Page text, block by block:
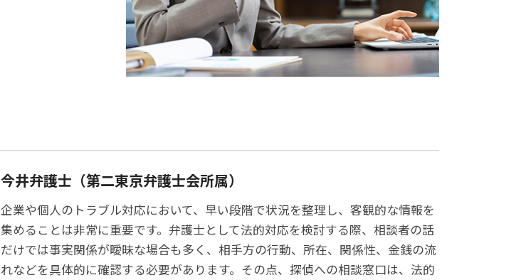
今井弁護士（第二東京弁護士会所属）
企業や個人のトラブル対応において、早い段階で状況を整理し、客観的な情報を
集めることは非常に重要です。弁護士として法的対応を検討する際、相談者の話
だけでは事実関係が曖昧な場合も多く、相手方の行動、所在、関係性、金銭の流
れなどを具体的に確認する必要があります。その点、探偵への相談窓口は、法的